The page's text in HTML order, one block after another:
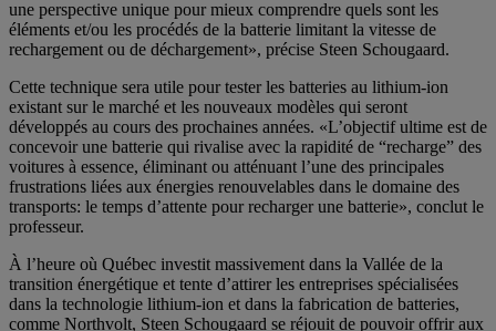
une perspective unique pour mieux comprendre quels sont les
éléments et/ou les procédés de la batterie limitant la vitesse de
rechargement ou de déchargement», précise Steen Schougaard.
Cette technique sera utile pour tester les batteries au lithium-ion
existant sur le marché et les nouveaux modèles qui seront
développés au cours des prochaines années. «L’objectif ultime est de
concevoir une batterie qui rivalise avec la rapidité de “recharge” des
voitures à essence, éliminant ou atténuant l’une des principales
frustrations liées aux énergies renouvelables dans le domaine des
transports: le temps d’attente pour recharger une batterie», conclut le
professeur.
À l’heure où Québec investit massivement dans la Vallée de la
transition énergétique et tente d’attirer les entreprises spécialisées
dans la technologie lithium-ion et dans la fabrication de batteries,
comme Northvolt, Steen Schougaard se réjouit de pouvoir offrir aux